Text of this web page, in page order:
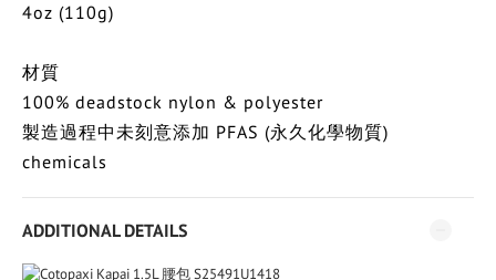
4oz (110g)
材質
100% deadstock nylon & polyester
製造過程中未刻意添加 PFAS (永久化學物質)
chemicals
ADDITIONAL DETAILS